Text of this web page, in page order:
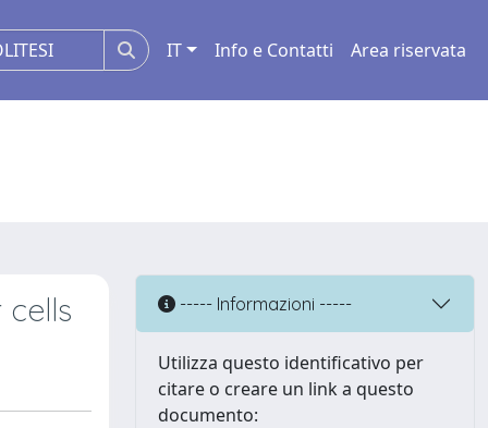
IT Info e Contatti Area riservata
cells ----- Informazioni -----
Utilizza questo identificativo per
citare o creare un link a questo
documento: